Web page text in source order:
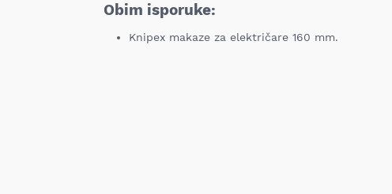
Obim isporuke:
Knipex makaze za električare 160 mm.